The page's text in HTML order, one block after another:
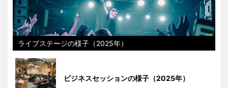
ライブステージの様子（2025年）
ビジネスセッションの様子（2025年）